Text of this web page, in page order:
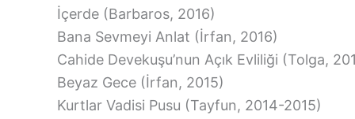
İçerde (Barbaros, 2016)
Bana Sevmeyi Anlat (İrfan, 2016)
Cahide Devekuşu’nun Açık Evliliği (Tolga,
Beyaz Gece (İrfan, 2015)
Kurtlar Vadisi Pusu (Tayfun, 2014-2015)